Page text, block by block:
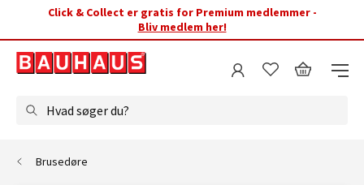
Click & Collect er gratis for Premium medlemmer -
Bliv medlem her!
Hvad søger du?
Brusedøre